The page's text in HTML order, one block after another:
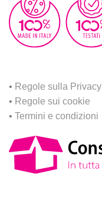
• Regole sulla Privacy
• Regole sui cookie
• Termini e condizioni